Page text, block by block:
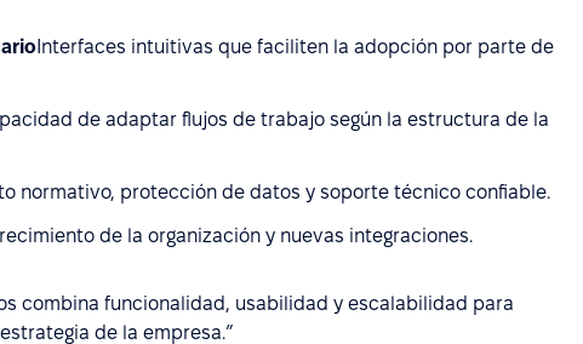
Interfaces intuitivas que faciliten la adopción por parte de
de adaptar flujos de trabajo según la estructura de la
normativo, protección de datos y soporte técnico confiable.
de la organización y nuevas integraciones.
combina funcionalidad, usabilidad y escalabilidad para
de la empresa.”